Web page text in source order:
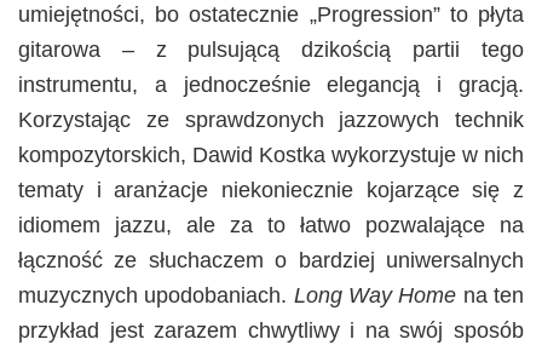
umiejętności, bo ostatecznie „Progression” to płyta
gitarowa – z pulsującą dzikością partii tego
instrumentu, a jednocześnie elegancją i gracją.
Korzystając ze sprawdzonych jazzowych technik
kompozytorskich, Dawid Kostka wykorzystuje w nich
tematy i aranżacje niekoniecznie kojarzące się z
idiomem jazzu, ale za to łatwo pozwalające na
łączność ze słuchaczem o bardziej uniwersalnych
muzycznych upodobaniach. Long Way Home na ten
przykład jest zarazem chwytliwy i na swój sposób